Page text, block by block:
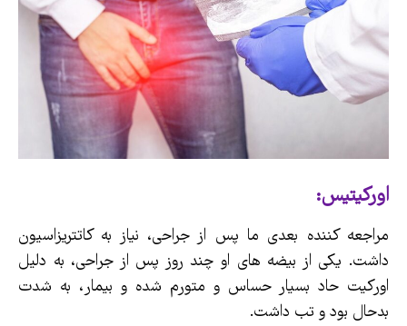
اورکیتیس:
مراجعه کننده بعدی ما پس از جراحی، نیاز به کاتتریزاسیون
داشت. یکی از بیضه های او چند روز پس از جراحی، به دلیل
اورکیت حاد بسیار حساس و متورم شده و بیمار، به شدت
بدحال بود و تب داشت.